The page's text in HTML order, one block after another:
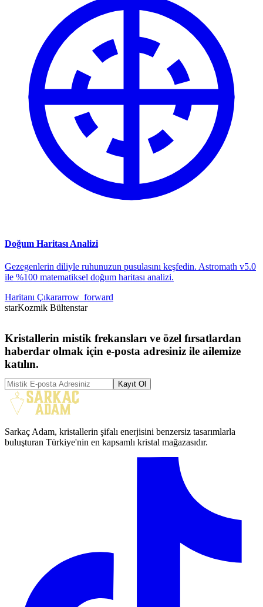
Doğum Haritası Analizi
Gezegenlerin diliyle ruhunuzun pusulasını keşfedin. Astromath v5.0
ile %100 matematiksel doğum haritası analizi.
Haritanı Çıkararrow_forward
starKozmik Bültenstar
Kristallerin mistik frekansları ve özel fırsatlardan
haberdar olmak için e-posta adresiniz ile ailemize
katılın.
Kayıt Ol
Sarkaç Adam, kristallerin şifalı enerjisini benzersiz tasarımlarla
buluşturan Türkiye'nin en kapsamlı kristal mağazasıdır.